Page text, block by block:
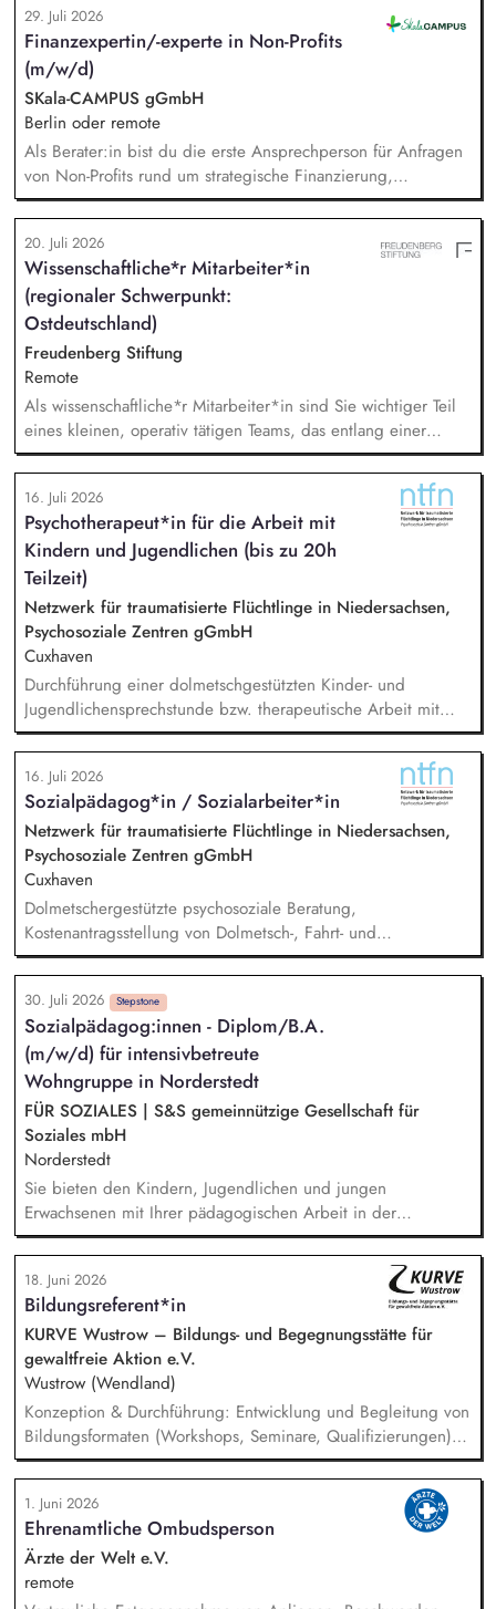
29. Juli 2026
Finanzexpertin/-experte in Non-Profits
(m/w/d)
SKala-CAMPUS gGmbH
Berlin oder remote
Als Berater:in bist du die erste Ansprechperson für Anfragen
von Non-Profits rund um strategische Finanzierung,
Finanzmanagement und Fundraising. Dabei entwickelst du
den gesamten Prozess von der Anfrage über
Angebotserstellung bis zur eigenverantwortlichen Umsetzung.
Auf Basis der jeweiligen Herausforderungen entwickelst du
passgenaue Beratungsprozesse und berätst Organisationen zu
zentralen Fragen ihrer finanziellen Steuerung und
strategischen Weiterentwicklung.
20. Juli 2026
Wissenschaftliche*r Mitarbeiter*in
(regionaler Schwerpunkt:
Ostdeutschland)
Freudenberg Stiftung
Remote
Als wissenschaftliche*r Mitarbeiter*in sind Sie wichtiger Teil
eines kleinen, operativ tätigen Teams, das entlang einer
klaren Programmatik langfristig soziale Innovation
implementiert. Sie unterstützen die Geschäftsführung bei der
Umsetzung der Stiftungsprogrammatik und entwickeln dabei
die Internationalisierungsstrategie der Stiftung weiter. Sie
übersetzen wissenschaftliche Erkenntnisse in
alltagsangebundene Handlungsansätze entlang unserer
Stiftungsprogrammatik.
16. Juli 2026
Psychotherapeut*in für die Arbeit mit
Kindern und Jugendlichen (bis zu 20h
Teilzeit)
Netzwerk für traumatisierte Flüchtlinge in Niedersachsen,
Psychosoziale Zentren gGmbH
Cuxhaven
Durchführung einer dolmetschgestützten Kinder- und
Jugendlichensprechstunde bzw. therapeutische Arbeit mit
geflüchteten Kindern und Jugendlichen /
(trauma-)pädagogische Fachberatung, Dokumentation und
Austausch mit dem Team, Stellungnahmen, Mitarbeit in
externen Netzwerken und Arbeitsgruppen.
16. Juli 2026
Sozialpädagog*in / Sozialarbeiter*in
Netzwerk für traumatisierte Flüchtlinge in Niedersachsen,
Psychosoziale Zentren gGmbH
Cuxhaven
Dolmetschergestützte psychosoziale Beratung,
Kostenantragsstellung von Dolmetsch-, Fahrt- und
Therapiekosten, Mitarbeit in externen Netzwerken und
Arbeitsgruppen, Vermittlung in die psychiatrische /
psychotherapeutische Regelversorgung.
30. Juli 2026 Stepstone
Sozialpädagog:innen - Diplom/B.A.
(m/w/d) für intensivbetreute
Wohngruppe in Norderstedt
FÜR SOZIALES | S&S gemeinnützige Gesellschaft für
Soziales mbH
Norderstedt
Sie bieten den Kindern, Jugendlichen und jungen
Erwachsenen mit Ihrer pädagogischen Arbeit in der
Wohngruppe ein sicheres Zuhause. Einzel- und
Gruppenaktivitäten aber auch Ausflüge werden von Ihnen
mitgeplant, organisiert und auch durchgeführt. Bei der
Hilfeplanung wirken Sie mit und arbeiten eng mit
Fallzuständigen und Fachkräften der Jugendämter sowie
weiteren in den Entwicklungsprozess einbezogenen Personen
zusammen. Sie führen Kennenlerngespräche und beteiligen
sich aktiv am Aufnahmeprozess.
18. Juni 2026
Bildungsreferent*in
KURVE Wustrow – Bildungs- und Begegnungsstätte für
gewaltfreie Aktion e.V.
Wustrow (Wendland)
Konzeption & Durchführung: Entwicklung und Begleitung von
Bildungsformaten (Workshops, Seminare, Qualifizierungen) –
von der Idee bis zur Auswertung. Netzwerk & Kooperation:
Zusammenarbeit mit Trainer*innen, Partnern im In- und
Ausland, Mitarbeit in Fachgremien und Akquise von
Fördermitteln. Qualitätsmanagement: Sicherstellung hoher
Standards in unserer Bildungsarbeit – inkl. Reflexion über
Machtverhältnisse und Diskriminierung in der eigenen
1. Juni 2026
Ehrenamtliche Ombudsperson
Ärzte der Welt e.V.
remote